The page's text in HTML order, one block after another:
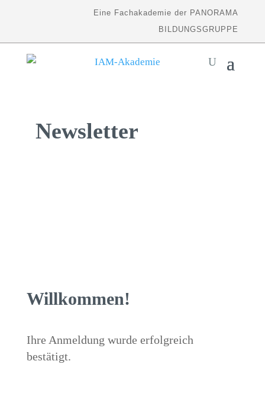
Eine Fachakademie der PANORAMA
BILDUNGSGRUPPE
Newsletter
Willkommen!
Ihre Anmeldung wurde erfolgreich
bestätigt.